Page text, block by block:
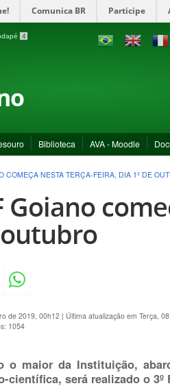
Comunica BR Participe
4
Biblioteca AVA - Moodle
COMEÇA NESTA TERÇA-FEIRA, DIA 1º DE
Goiano
de 2019, 00h12 | Última atualização em Terça,
1054
o maior da Instituição,
científica, será realizado o